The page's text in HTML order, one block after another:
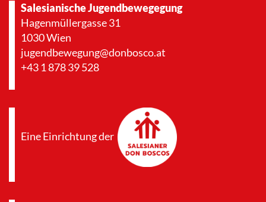
Salesianische Jugendbewegegung
Hagenmüllergasse 31
1030 Wien
jugendbewegung@donbosco.at
+43 1 878 39 528
Eine Einrichtung der